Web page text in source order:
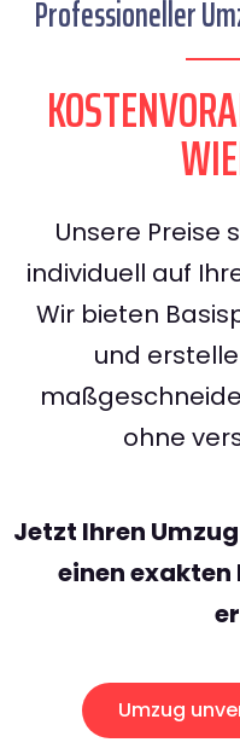
Professioneller
Unsere Preise
individuell auf
Wir bieten
und
ohne
Jetzt Ihren
einen
Umzug